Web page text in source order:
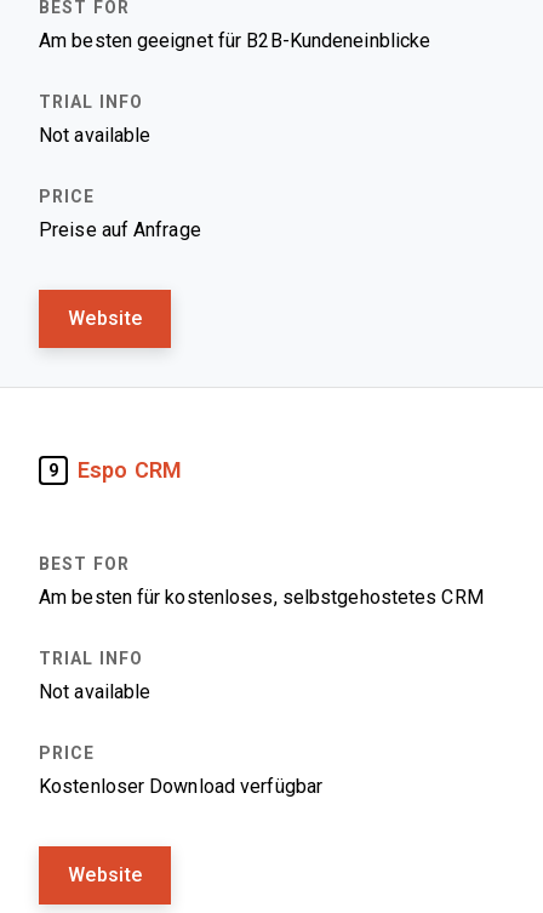
Am besten geeignet für B2B-Kundeneinblicke
Not available
Preise auf Anfrage
Website
9 Espo CRM
Am besten für kostenloses, selbstgehostetes CRM
Not available
Kostenloser Download verfügbar
Website